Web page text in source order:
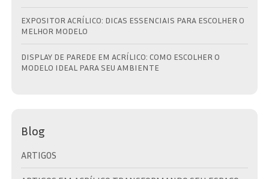
EXPOSITOR ACRÍLICO: DICAS ESSENCIAIS PARA ESCOLHER O
MELHOR MODELO
DISPLAY DE PAREDE EM ACRÍLICO: COMO ESCOLHER O
MODELO IDEAL PARA SEU AMBIENTE
Blog
ARTIGOS